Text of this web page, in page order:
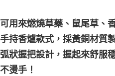
可用來燃燒草藥、鼠尾草、
手持香爐款式，採黃銅材質
弧狀握把設計，握起來舒服
不燙手！